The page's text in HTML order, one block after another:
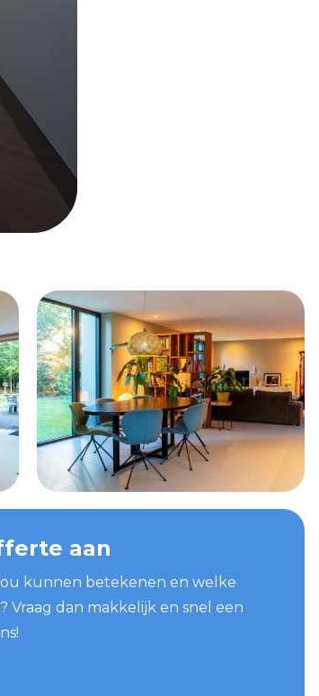
aan
kunnen betekenen en welke
Vraag dan makkelijk en snel een